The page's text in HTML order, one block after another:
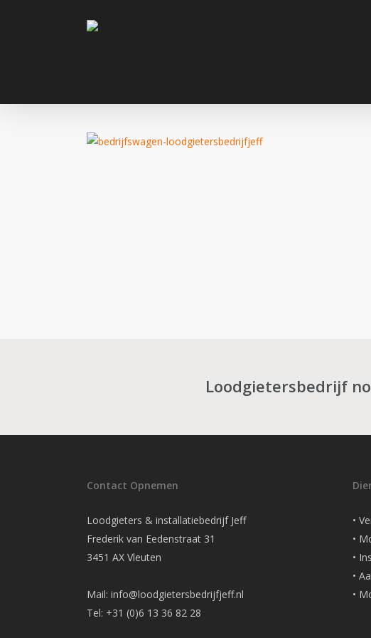
Loodgietersbedrijf
Contact Opnemen
Loodgieters & installatiebedrijf Jeff
Frederik van Eedenstraat 31
3451 AX Vleuten
Mail: info@loodgietersbedrijfjeff.nl
Tel: +31 (0)6 13 36 82 28
•
•
•
•
•